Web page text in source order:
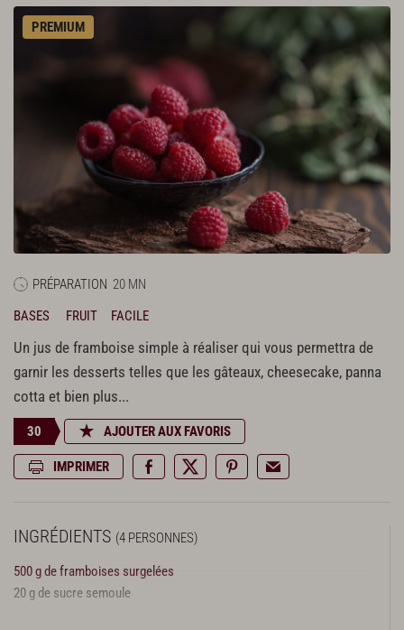
PREMIUM
PRÉPARATION 20 MN
BASES
FRUIT FACILE
Un jus de framboise simple à réaliser qui vous permettra de
garnir les desserts telles que les gâteaux, cheesecake, panna
cotta et bien plus...
30 AJOUTER AUX FAVORIS
IMPRIMER
INGRÉDIENTS (4 PERSONNES)
500 g de framboises surgelées
20 g de sucre semoule